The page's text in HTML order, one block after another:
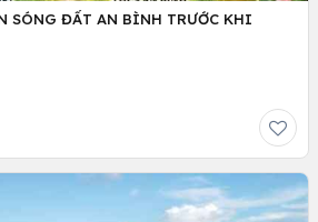
SÓNG ĐẤT AN BÌNH TRƯỚC KHI